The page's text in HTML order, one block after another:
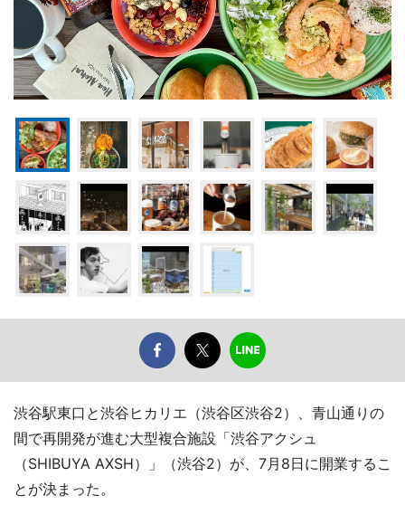
渋谷駅東口と渋谷ヒカリエ（渋谷区渋谷2）、青山通りの
間で再開発が進む大型複合施設「渋谷アクシュ
（SHIBUYA AXSH）」（渋谷2）が、7月8日に開業するこ
とが決まった。